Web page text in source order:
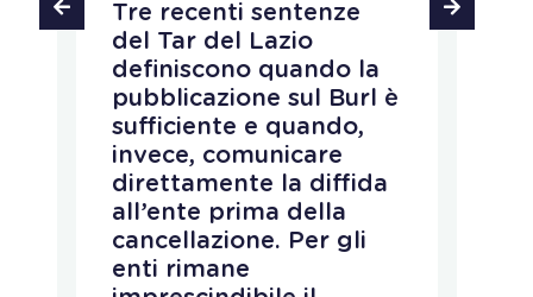
Tre recenti sentenze
del Tar del Lazio
definiscono quando la
pubblicazione sul Burl è
sufficiente e quando,
invece, comunicare
direttamente la diffida
all’ente prima della
cancellazione. Per gli
enti rimane